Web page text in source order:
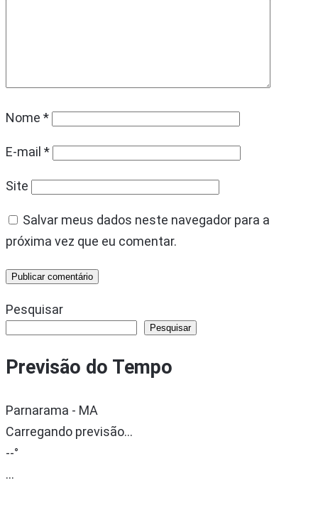
Nome *
E-mail *
Site
Salvar meus dados neste navegador para a
próxima vez que eu comentar.
Pesquisar
Pesquisar
Previsão do Tempo
Parnarama - MA
Carregando previsão...
--°
...